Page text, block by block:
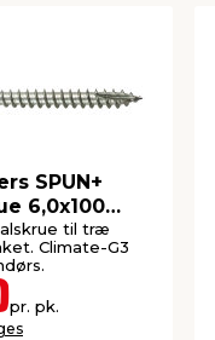
SPUN+
6,0x100
til træ
Climate-G3
pr. pk.